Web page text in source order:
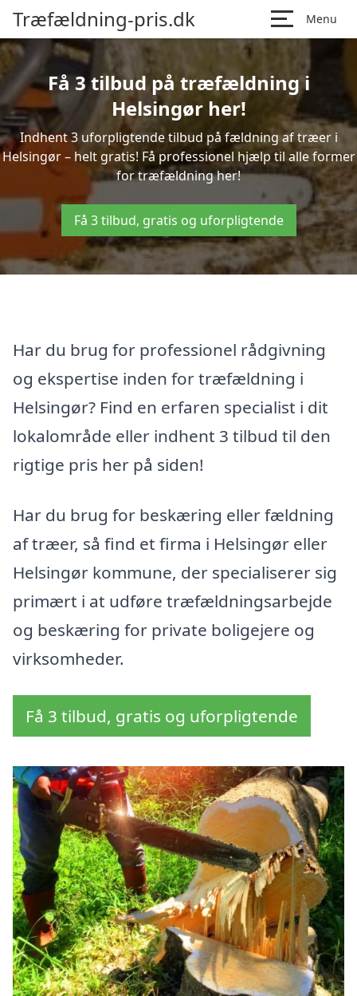
Træfældning-pris.dk Menu
Få 3 tilbud på træfældning i
Helsingør her!
Indhent 3 uforpligtende tilbud på fældning af træer i
Helsingør – helt gratis! Få professionel hjælp til alle former
for træfældning her!
Få 3 tilbud, gratis og uforpligtende
Har du brug for professionel rådgivning
og ekspertise inden for træfældning i
Helsingør? Find en erfaren specialist i dit
lokalområde eller indhent 3 tilbud til den
rigtige pris her på siden!
Har du brug for beskæring eller fældning
af træer, så find et firma i Helsingør eller
Helsingør kommune, der specialiserer sig
primært i at udføre træfældningsarbejde
og beskæring for private boligejere og
virksomheder.
Få 3 tilbud, gratis og uforpligtende